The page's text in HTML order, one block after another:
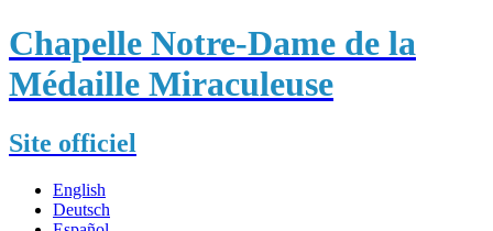
Chapelle Notre-Dame de la
Médaille Miraculeuse
Site officiel
English
Deutsch